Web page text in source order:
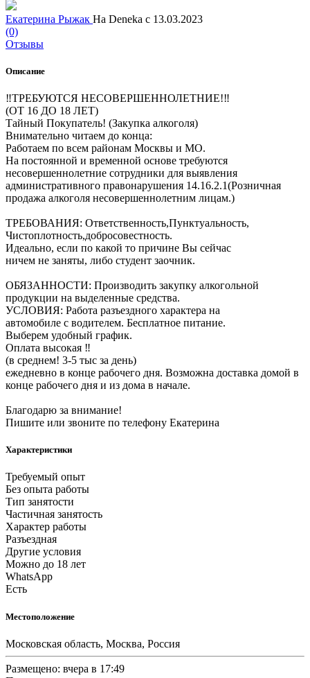
Екатерина Рыжак На Deneka с 13.03.2023
(0)
Отзывы
Описание
‼ТРЕБУЮТСЯ НЕСОВЕРШЕННОЛЕТНИЕ!‼
(ОТ 16 ДО 18 ЛЕТ)
Тайный Покупатель! (Закупка алкоголя)
Внимательно читаем до конца:
Работаем по всем районам Москвы и МО.
На постоянной и временной основе требуются
несовершеннолетние сотрудники для выявления
административного правонарушения 14.16.2.1(Розничная
продажа алкоголя несовершеннолетним лицам.)
ТРЕБОВАНИЯ: Ответственность,Пунктуальность,
Чистоплотность,добросовестность.
Идеально, если по какой то причине Вы сейчас
ничем не заняты, либо студент заочник.
ОБЯЗАННОСТИ: Производить закупку алкогольной
продукции на выделенные средства.
УСЛОВИЯ: Работа разъездного характера на
автомобиле с водителем. Бесплатное питание.
Выберем удобный график.
Оплата высокая ‼
(в среднем! 3-5 тыс за день)
ежедневно в конце рабочего дня. Возможна доставка домой в
конце рабочего дня и из дома в начале.
Благодарю за внимание!
Пишите или звоните по телефону Екатерина
Характеристики
Требуемый опыт
Без опыта работы
Тип занятости
Частичная занятость
Характер работы
Разъездная
Другие условия
Можно до 18 лет
WhatsApp
Есть
Местоположение
Московская область, Москва, Россия
Размещено: вчера в 17:49